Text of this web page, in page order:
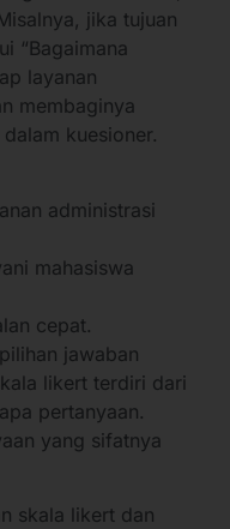
jika tujuan
“Bagaimana
layanan
membaginya
kuesioner.
administrasi
mahasiswa
cepat.
jawaban
likert terdiri dari
pertanyaan.
yang sifatnya
skala likert dan